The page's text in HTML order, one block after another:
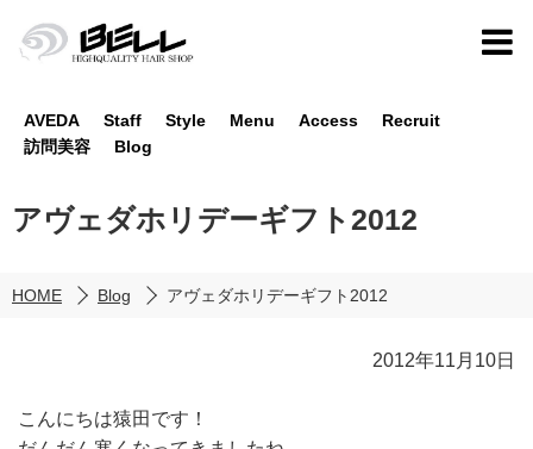
AVEDA Staff Style Menu Access
Recruit
訪問美容
Blog
アヴェダホリデーギフト2012
HOME Blog アヴェダホリデーギフト2012
2012年11月10日
こんにちは猿田です！